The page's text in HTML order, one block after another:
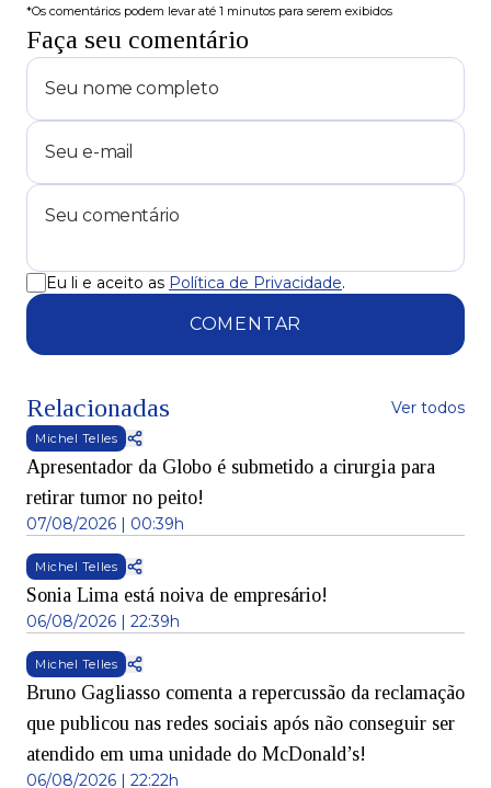
*Os comentários podem levar até 1 minutos para serem exibidos
Faça seu comentário
Eu li e aceito as Política de Privacidade.
COMENTAR
Relacionadas Ver todos
Michel Telles
Apresentador da Globo é submetido a cirurgia para
retirar tumor no peito!
07/08/2026 | 00:39h
Michel Telles
Sonia Lima está noiva de empresário!
06/08/2026 | 22:39h
Michel Telles
Bruno Gagliasso comenta a repercussão da reclamação
que publicou nas redes sociais após não conseguir ser
atendido em uma unidade do McDonald’s!
06/08/2026 | 22:22h